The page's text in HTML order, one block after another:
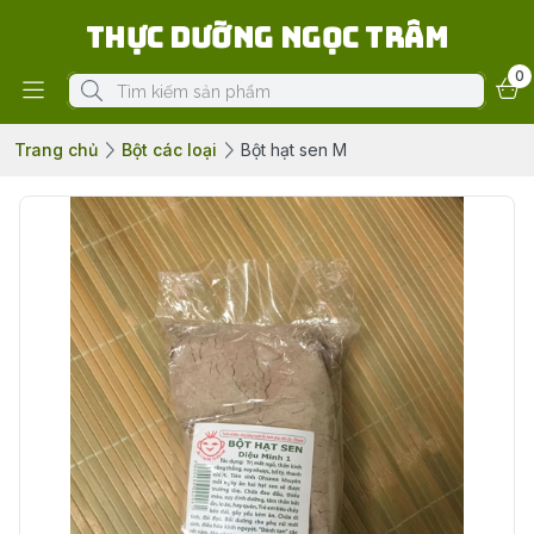
Thực Dưỡng Ngọc Trâm
0
Trang chủ Bột các loại Bột hạt sen M